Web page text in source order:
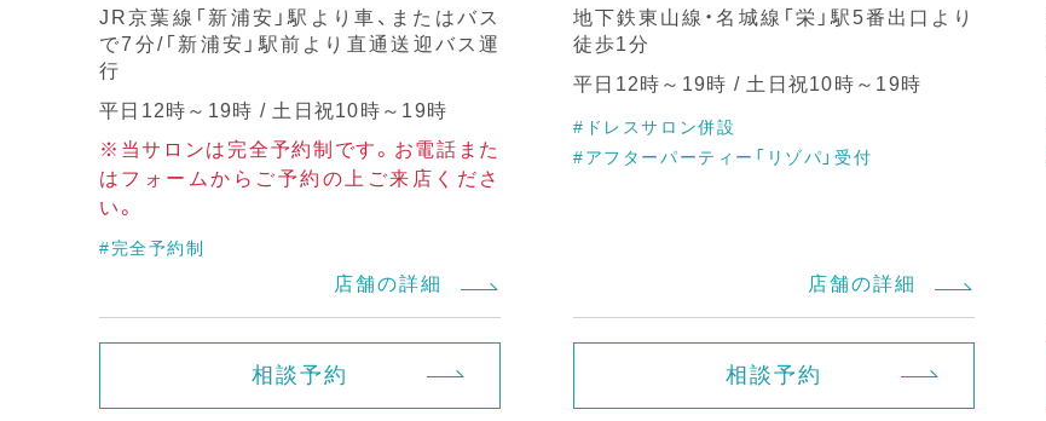
JR京葉線「新浦安」駅より車、またはバス
で7分/「新浦安」駅前より直通送迎バス運
行
平日12時～19時 / 土日祝10時～19時
※当サロンは完全予約制です。お電話また
はフォームからご予約の上ご来店くださ
い。
#完全予約制
店舗の詳細
相談予約
地下鉄東山線・名城線「栄」駅5番出口より
徒歩1分
平日12時～19時 / 土日祝10時～19時
#ドレスサロン併設
#アフターパーティー「リゾパ」受付
店舗の詳細
相談予約